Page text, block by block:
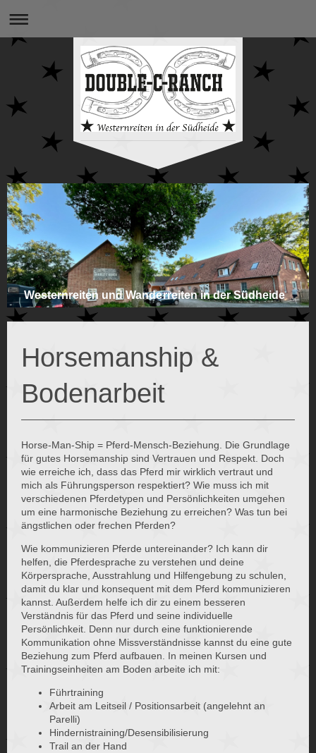
Westernreiten und Wanderreiten in der Südheide
Horsemanship &
Bodenarbeit
Horse-Man-Ship = Pferd-Mensch-Beziehung. Die Grundlage
für gutes Horsemanship sind Vertrauen und Respekt. Doch
wie erreiche ich, dass das Pferd mir wirklich vertraut und
mich als Führungsperson respektiert? Wie muss ich mit
verschiedenen Pferdetypen und Persönlichkeiten umgehen
um eine harmonische Beziehung zu erreichen? Was tun bei
ängstlichen oder frechen Pferden?
Wie kommunizieren Pferde untereinander? Ich kann dir
helfen, die Pferdesprache zu verstehen und deine
Körpersprache, Ausstrahlung und Hilfengebung zu schulen,
damit du klar und konsequent mit dem Pferd kommunizieren
kannst. Außerdem helfe ich dir zu einem besseren
Verständnis für das Pferd und seine individuelle
Persönlichkeit. Denn nur durch eine funktionierende
Kommunikation ohne Missverständnisse kannst du eine gute
Beziehung zum Pferd aufbauen. In meinen Kursen und
Trainingseinheiten am Boden arbeite ich mit:
Führtraining
Arbeit am Leitseil / Positionsarbeit (angelehnt an
Parelli)
Hindernistraining/Desensibilisierung
Trail an der Hand